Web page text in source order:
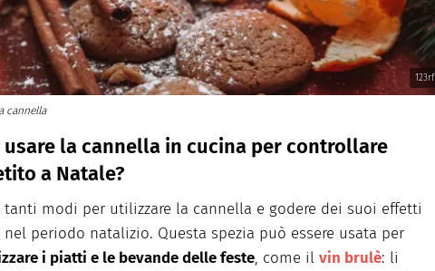
123rf
cannella
usare la cannella in cucina per controllare
a Natale?
tanti modi per utilizzare la cannella e godere dei suoi effetti
periodo natalizio. Questa spezia può essere usata per
i piatti e le bevande delle feste, come il vin brulè: li